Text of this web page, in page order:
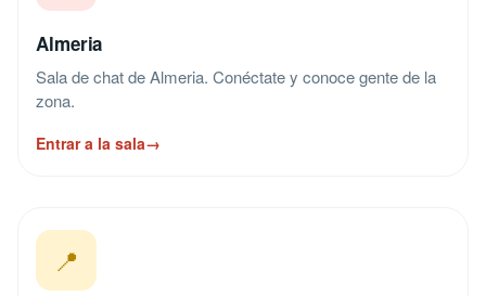
Almeria
Sala de chat de Almeria. Conéctate y conoce gente de la
zona.
Entrar a la sala→
📍